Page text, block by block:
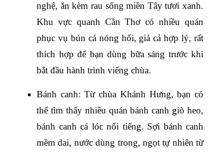
nghệ, ăn kèm rau sống miền Tây tươi xanh.
Khu vực quanh Cần Thơ có nhiều quán
phục vụ bún cá nóng hổi, giá cả hợp lý, rất
thích hợp để bạn dùng bữa sáng trước khi
bắt đầu hành trình viếng chùa.
Bánh canh: Từ chùa Khánh Hưng, bạn có
thể tìm thấy nhiều quán bánh canh giò heo,
bánh canh cá lóc nổi tiếng. Sợi bánh canh
mềm dai, nước dùng trong, ngọt tự nhiên từ